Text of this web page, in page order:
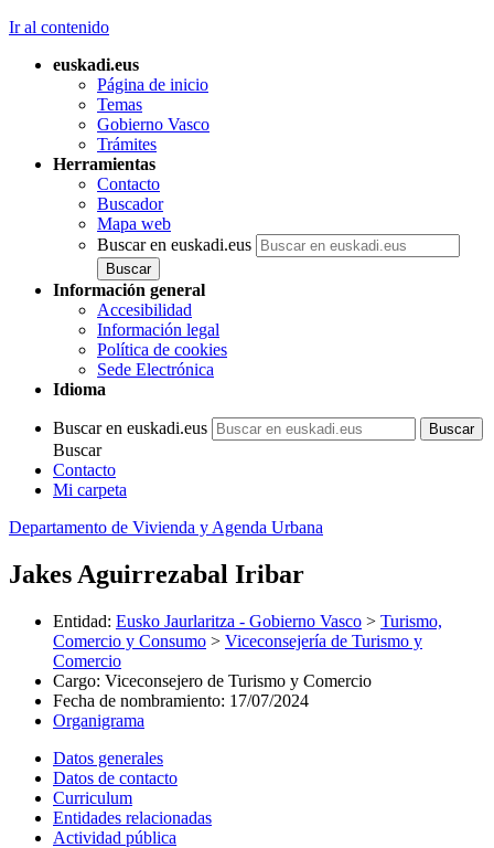
Ir al contenido
euskadi.eus
Página de inicio
Temas
Gobierno Vasco
Trámites
Herramientas
Contacto
Buscador
Mapa web
Buscar en euskadi.eus
Información general
Accesibilidad
Información legal
Política de cookies
Sede Electrónica
Idioma
Buscar en euskadi.eus
Buscar
Contacto
Mi carpeta
Departamento de Vivienda y Agenda Urbana
Jakes Aguirrezabal Iribar
Entidad: Eusko Jaurlaritza - Gobierno Vasco > Turismo,
Comercio y Consumo > Viceconsejería de Turismo y
Comercio
Cargo: Viceconsejero de Turismo y Comercio
Fecha de nombramiento: 17/07/2024
Organigrama
Datos generales
Datos de contacto
Curriculum
Entidades relacionadas
Actividad pública